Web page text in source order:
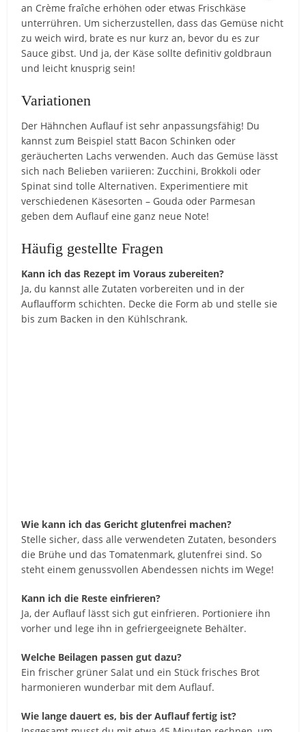
an Crème fraîche erhöhen oder etwas Frischkäse
unterrühren. Um sicherzustellen, dass das Gemüse nicht
zu weich wird, brate es nur kurz an, bevor du es zur
Sauce gibst. Und ja, der Käse sollte definitiv goldbraun
und leicht knusprig sein!
Variationen
Der Hähnchen Auflauf ist sehr anpassungsfähig! Du
kannst zum Beispiel statt Bacon Schinken oder
geräucherten Lachs verwenden. Auch das Gemüse lässt
sich nach Belieben variieren: Zucchini, Brokkoli oder
Spinat sind tolle Alternativen. Experimentiere mit
verschiedenen Käsesorten – Gouda oder Parmesan
geben dem Auflauf eine ganz neue Note!
Häufig gestellte Fragen
Kann ich das Rezept im Voraus zubereiten?
Ja, du kannst alle Zutaten vorbereiten und in der
Auflaufform schichten. Decke die Form ab und stelle sie
bis zum Backen in den Kühlschrank.
Wie kann ich das Gericht glutenfrei machen?
Stelle sicher, dass alle verwendeten Zutaten, besonders
die Brühe und das Tomatenmark, glutenfrei sind. So
steht einem genussvollen Abendessen nichts im Wege!
Kann ich die Reste einfrieren?
Ja, der Auflauf lässt sich gut einfrieren. Portioniere ihn
vorher und lege ihn in gefriergeeignete Behälter.
Welche Beilagen passen gut dazu?
Ein frischer grüner Salat und ein Stück frisches Brot
harmonieren wunderbar mit dem Auflauf.
Wie lange dauert es, bis der Auflauf fertig ist?